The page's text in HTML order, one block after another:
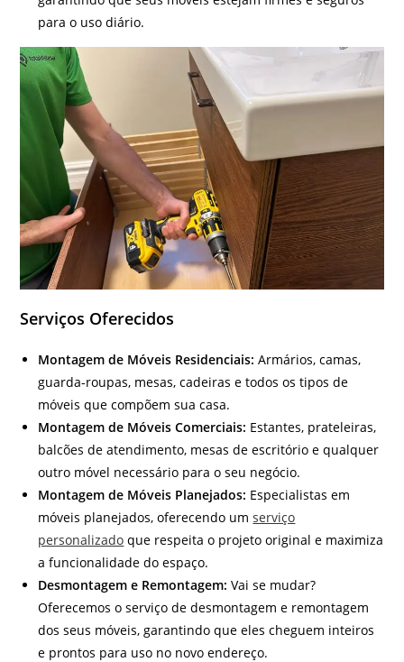
para o uso diário.
Serviços Oferecidos
Montagem de Móveis Residenciais: Armários, camas,
guarda-roupas, mesas, cadeiras e todos os tipos de
móveis que compõem sua casa.
Montagem de Móveis Comerciais: Estantes, prateleiras,
balcões de atendimento, mesas de escritório e qualquer
outro móvel necessário para o seu negócio.
Montagem de Móveis Planejados: Especialistas em
móveis planejados, oferecendo umserviço
personalizado que respeita o projeto original e maximiza
a funcionalidade do espaço.
Desmontagem e Remontagem: Vai se mudar?
Oferecemos o serviço de desmontagem e remontagem
dos seus móveis, garantindo que eles cheguem inteiros
e prontos para uso no novo endereço.